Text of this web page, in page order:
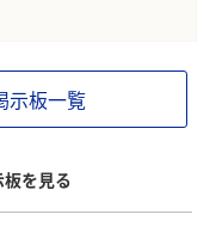
示板一覧
を見る